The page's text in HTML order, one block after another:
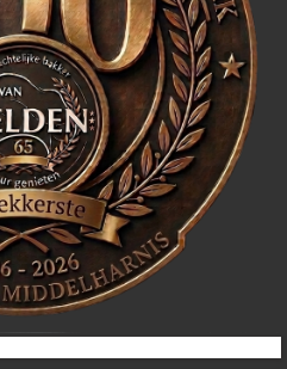
>
>
>
>